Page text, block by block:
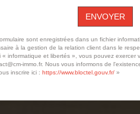
ENVOYER
sont enregistrées dans un fichier
à la gestion de la relation client dans le
informatique et libertés », vous pouvez
immo.fr. Nous vous informons de
inscrire ici : https://www.bloctel.gouv.fr/ »